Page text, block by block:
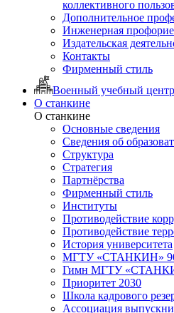
коллективного
Дополнительное
Инженерная
Издательская
Контакты
Фирменный стиль
Военный учебный центр
О станкине
О станкине
Основные сведения
Сведения об
Структура
Стратегия
Партнёрства
Фирменный стиль
Институты
Противодействие
Противодействие
История университета
МГТУ «СТАНКИН» 90
Гимн МГТУ
Приоритет 2030
Школа кадрового
Ассоциация